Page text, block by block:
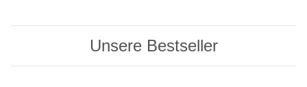
Unsere Bestseller